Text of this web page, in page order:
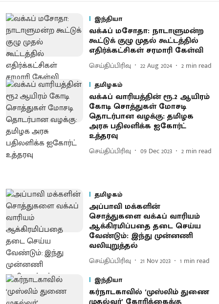
இந்தியா
வக்ஃப் மசோதா: நாடாளுமன்ற
கூட்டுக் குழு முதல் கூட்டத்தில்
எதிர்க்கட்சிகள் சரமாரி கேள்வி
செய்திப்பிரிவு 22 Aug 2024 2 min read
தமிழகம்
வக்ஃப் வாரியத்தின் ரூ.2 ஆயிரம்
கோடி சொத்துகள் மோசடி
தொடர்பான வழக்கு: தமிழக
அரசு பதிலளிக்க ஐகோர்ட்
உத்தரவு
செய்திப்பிரிவு 09 Dec 2023 2 min read
தமிழகம்
அப்பாவி மக்களின்
சொத்துகளை வக்ஃப் வாரியம்
ஆக்கிரமிப்பதை தடை செய்ய
வேண்டும்: இந்து முன்னணி
வலியுறுத்தல்
செய்திப்பிரிவு 21 Nov 2023 1 min read
இந்தியா
கர்நாடகாவில் ‘முஸ்லிம் துணை